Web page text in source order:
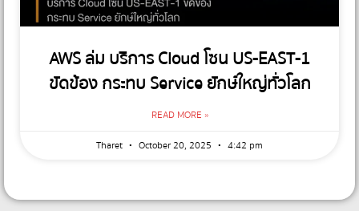
AWS ล่ม บริการ Cloud โซน US-EAST-1
ขัดข้อง กระทบ Service ยักษ์ใหญ่ทั่วโลก
READ MORE »
Tharet
October 20, 2025 4:42 pm